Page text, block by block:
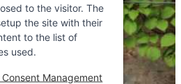
to the visitor. The
the site with their
to the list of
used.
Management